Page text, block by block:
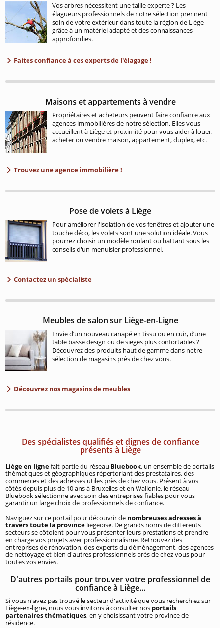
Vos arbres nécessitent une taille experte ? Les
élagueurs professionnels de notre sélection prennent
soin de votre extérieur dans toute la région de Liège
grâce à un matériel adapté et des connaissances
approfondies.
Faites confiance à ces experts de l'élagage !
Maisons et appartements à vendre
Propriétaires et acheteurs peuvent faire confiance aux
agences immobilières de notre sélection. Elles vous
accueillent à Liège et proximité pour vous aider à louer,
acheter ou vendre maison, appartement, duplex, etc.
Trouvez une agence immobilière !
Pose de volets à Liège
Pour améliorer l'isolation de vos fenêtres et ajouter une
touche déco, les volets sont une solution idéale. Vous
pourrez choisir un modèle roulant ou battant sous les
conseils d'un menuisier professionnel.
Contactez un spécialiste
Meubles de salon sur Liège-en-Ligne
Envie d’un nouveau canapé en tissu ou en cuir, d’une
table basse design ou de sièges plus confortables ?
Découvrez des produits haut de gamme dans notre
sélection de magasins près de chez vous.
Découvrez nos magasins de meubles
Des spécialistes qualifiés et dignes de confiance
présents à Liège
Liège en lignefait partie du réseau Bluebook, un ensemble de portails
thématiques et géographiques répertoriant des prestataires, des
commerces et des adresses utiles près de chez vous. Présent à vos
côtés depuis plus de 10 ans à Bruxelles et en Wallonie, le réseau
Bluebook sélectionne avec soin des entreprises fiables pour vous
garantir un large choix de professionnels de confiance.
Naviguez sur ce portail pour découvrir de nombreuses adresses à
travers toute la province liégeoise. De grands noms de différents
secteurs se côtoient pour vous présenter leurs prestations et prendre
en charge vos projets avec professionnalisme. Retrouvez des
entreprises de rénovation, des experts du déménagement, des agences
de nettoyage et bien d'autres professionnels près de chez vous pour
toutes vos envies.
D'autres portails pour trouver votre professionnel de
confiance à Liège...
Si vous n'avez pas trouvé le secteur d'activité que vous recherchiez sur
Liège-en-ligne, nous vous invitons à consulter nos portails
partenaires thématiques, en y choisissant votre province de
résidence.